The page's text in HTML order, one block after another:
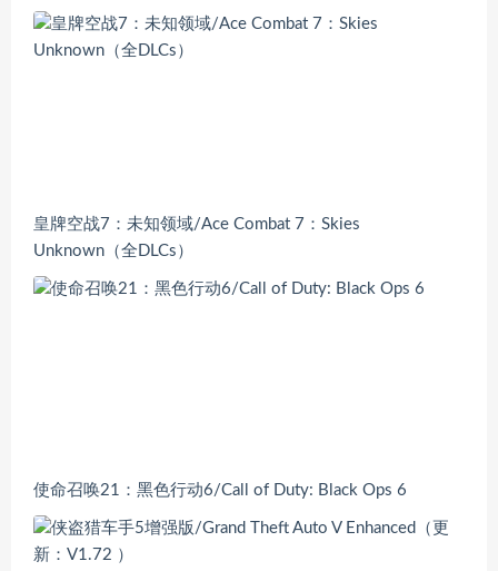
皇牌空战7：未知领域/Ace Combat 7：Skies
Unknown（全DLCs）
使命召唤21：黑色行动6/Call of Duty: Black Ops 6